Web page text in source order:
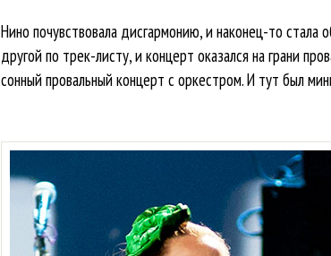
Нино почувствовала дисгармонию, и наконец-то
другой по трек-листу, и концерт оказался на грани
сонный провальный концерт с оркестром. И тут был